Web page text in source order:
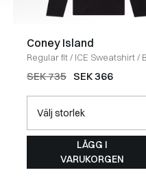
Coney Island
Regular fit/ ICE Sweatshirt/
SEK 735 SEK 366
LÄGG I
VARUKORGEN